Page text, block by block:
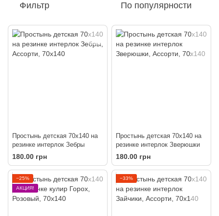
Фильтр По популярности
Простынь детская 70х140 на
резинке интерлок Зебры
180.00 грн
Простынь детская 70х140 на
резинке интерлок Зверюшки
180.00 грн
−25%
АКЦИЯ!
−33%